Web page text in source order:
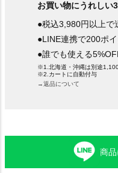
お買い物にうれしい
●税込3,980円以上
●LINE連携で200ポ
●誰でも使える
※1.北海道・沖縄は別途
※2.カートに自動付与
→返品について
商